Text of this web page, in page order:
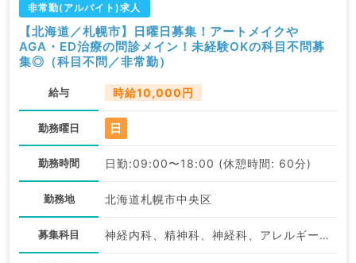
非常勤(アルバイト)求人
【北海道／札幌市】日曜日募集！アートメイクや
AGA・ED治療の問診メイン！未経験OKの科目不問募
集◎（科目不問／非常勤）
給与 時給10,000円
勤務曜日 日
勤務時間 日勤:09:00〜18:00 (休憩時間: 60分)
勤務地 北海道札幌市中央区
募集科目 神経内科、精神科、神経科、アレルギー科、リウマチ科、小児科、整形外科、形成外科、美容外科、脳神経外科、呼吸器外科、心臓血管外科、小児外科、皮膚科、泌尿器科、産婦人科、産科、婦人科、眼科、耳鼻咽喉科、気管食道科、放射線科、リハビリテーション科、麻酔科、ペインクリニック、人工透析科、緩和ケア科、一般内科、循環器内科、呼吸器内科、消化器内科、内分泌・代謝内科、腎臓内科、老年内科、血液内科、外科系全般、一般外科、消化器外科、乳腺外科、総合診療科、美容皮膚科、健診・人間ドック、救急科・ＩＣＵ、病理科、基礎医学系、膠原病科、スポーツ整形外科、大腸・肛門外科、産業医、脊髄・脊椎外科、科目不問